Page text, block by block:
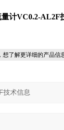
计VC0.2-AL2F
想了解更详细的产品信